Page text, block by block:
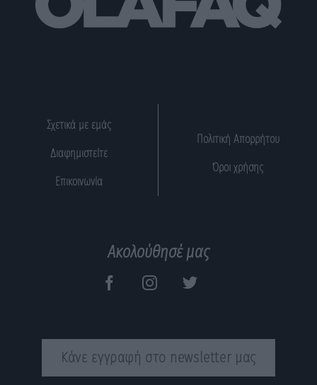
Σχετικά με εμάς
Διαφημιστείτε
Επικοινωνία
Πολιτική Απορρήτου
Όροι χρήσης
Ακολούθησέ μας
Κάνε εγγραφή στο newsletter μας